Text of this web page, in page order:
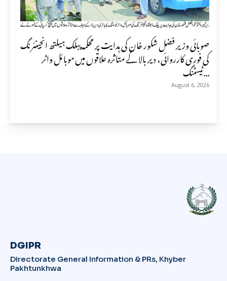
صوبائی وزیر فضل شکور خان کی ہدایت پر محکمہ پبلک ہیلتھ انجینئرنگ
کی فوری کارروائی، دیر بالا کے متاثرہ علاقوں میں موبائل واٹر
ٹیسٹنگ...
August 6, 2026
DGIPR
Directorate General Information & PRs, Khyber
Pakhtunkhwa